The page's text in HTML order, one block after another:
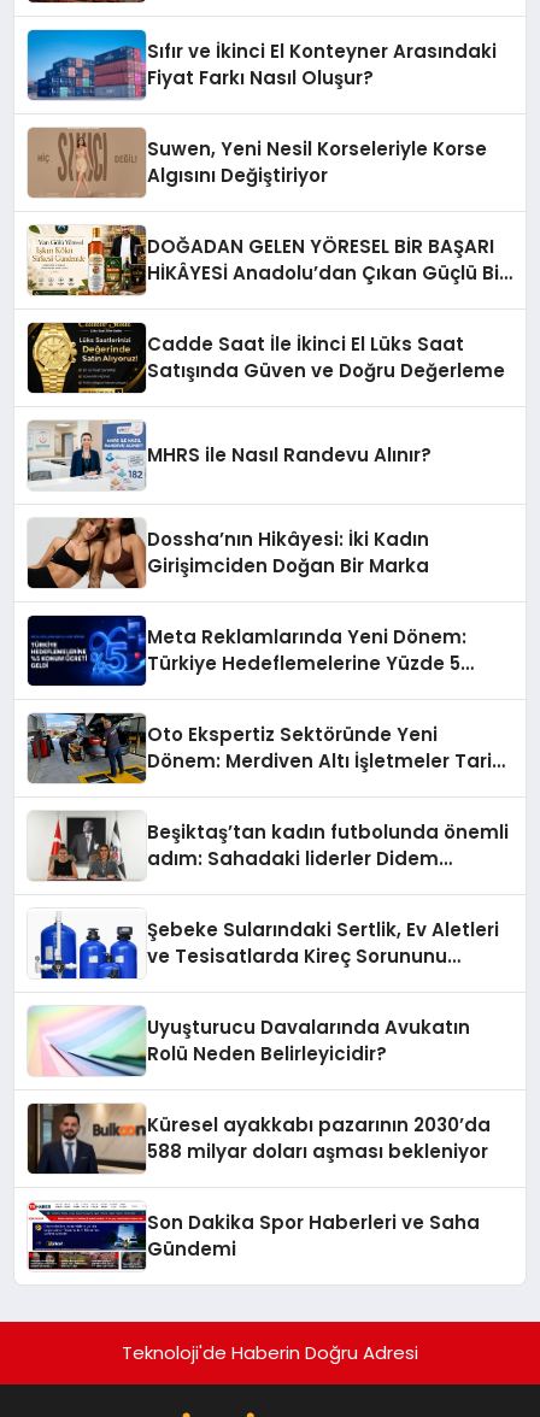
Sıfır ve İkinci El Konteyner Arasındaki
Fiyat Farkı Nasıl Oluşur?
Suwen, Yeni Nesil Korseleriyle Korse
Algısını Değiştiriyor
DOĞADAN GELEN YÖRESEL BİR BAŞARI
HİKÂYESİ Anadolu’dan Çıkan Güçlü Bir
Cadde Saat İle İkinci El Lüks Saat
Satışında Güven ve Doğru Değerleme
MHRS ile Nasıl Randevu Alınır?
Dossha’nın Hikâyesi: İki Kadın
Girişimciden Doğan Bir Marka
Meta Reklamlarında Yeni Dönem:
Türkiye Hedeflemelerine Yüzde 5
Oto Ekspertiz Sektöründe Yeni
Dönem: Merdiven Altı İşletmeler Tarih
Beşiktaş’tan kadın futbolunda önemli
adım: Sahadaki liderler Didem
Şebeke Sularındaki Sertlik, Ev Aletleri
ve Tesisatlarda Kireç Sorununu
Uyuşturucu Davalarında Avukatın
Rolü Neden Belirleyicidir?
Küresel ayakkabı pazarının 2030’da
588 milyar doları aşması bekleniyor
Son Dakika Spor Haberleri ve Saha
Gündemi
Teknoloji'de Haberin Doğru Adresi